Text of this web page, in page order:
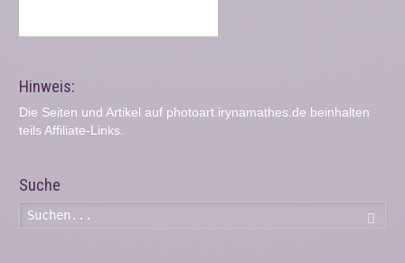
Hinweis:
Die Seiten und Artikel auf photoart.irynamathes.de beinhalten
teils Affiliate-Links.
Suche